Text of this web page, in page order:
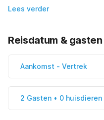
Lees verder
Reisdatum & gasten
Aankomst - Vertrek
2 Gasten • 0 huisdieren